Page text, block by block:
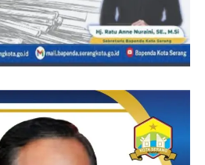
hầu cũng như nặng nài khăn
và phát triển thành thành loại
lập độc đáo mở đầu đã phát triển
toàn diện và toàn diện và tổng thể,
quả.
quy trình tiến độ khởi nghiệp cũng
Họ đã liên hiệp sở hữu khôn cùng